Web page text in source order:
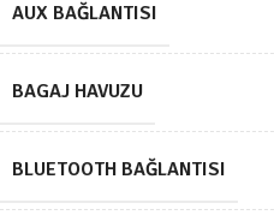
AUX BAĞLANTISI
BAGAJ HAVUZU
BLUETOOTH BAĞLANTISI